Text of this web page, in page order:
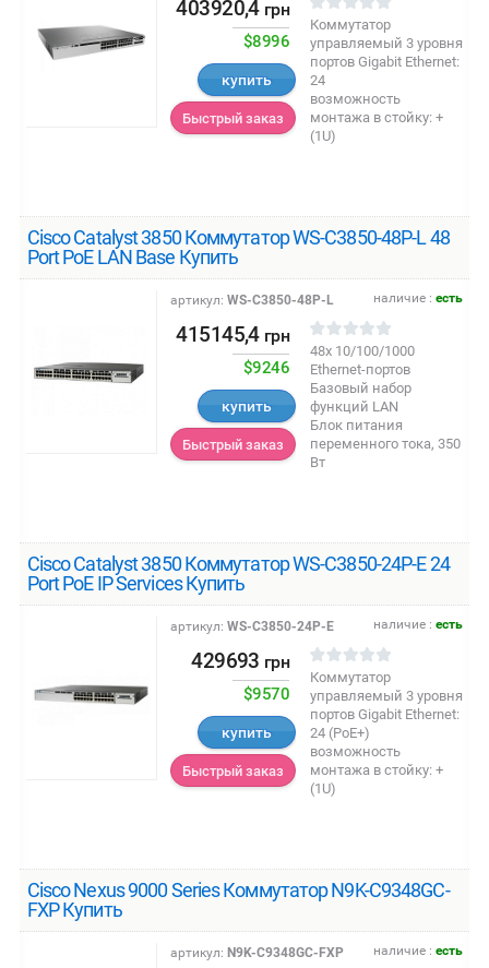
403920,4 грн
$8996
купить
Быстрый заказ
Коммутатор
управляемый 3 уровня
портов Gigabit Ethernet:
24
возможность
монтажа в стойку: +
(1U)
Cisco Catalyst 3850 Коммутатор WS-C3850-48P-L 48
Port PoE LAN Base Купить
наличие :есть
артикул: WS-C3850-48P-L
415145,4 грн
$9246
купить
Быстрый заказ
48x 10/100/1000
Ethernet-портов
Базовый набор
функций LAN
Блок питания
переменного тока, 350
Вт
Cisco Catalyst 3850 Коммутатор WS-C3850-24P-E 24
Port PoE IP Services Купить
наличие :есть
артикул: WS-C3850-24P-E
429693 грн
$9570
купить
Быстрый заказ
Коммутатор
управляемый 3 уровня
портов Gigabit Ethernet:
24 (PoE+)
возможность
монтажа в стойку: +
(1U)
Cisco Nexus 9000 Series Коммутатор N9K-C9348GC-
FXP Купить
наличие :есть
артикул: N9K-C9348GC-FXP